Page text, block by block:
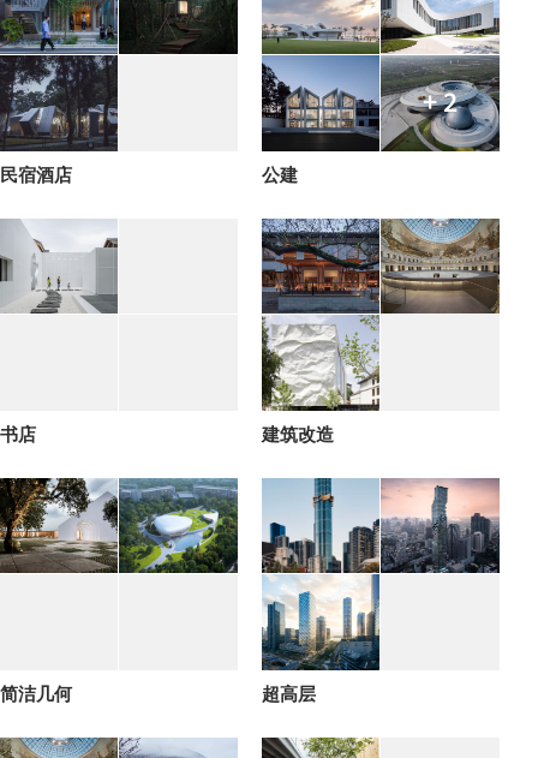
民宿酒店
+ 2
公建
书店 建筑改造
简洁几何 超高层